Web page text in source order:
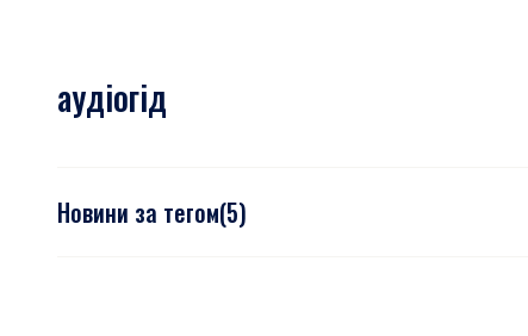
аудіогід
Новини за тегом(5)